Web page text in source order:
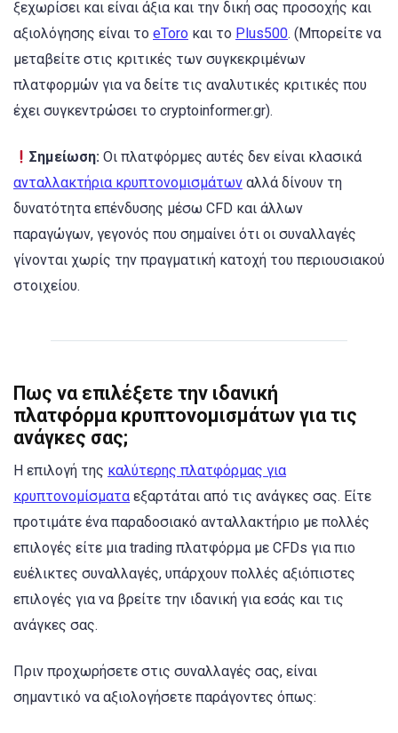
ξεχωρίσει και είναι άξια και την δική σας προσοχής και
αξιολόγησης είναι το eToro και το Plus500. (Μπορείτε να
μεταβείτε στις κριτικές των συγκεκριμένων
πλατφορμών για να δείτε τις αναλυτικές κριτικές που
έχει συγκεντρώσει το cryptoinformer.gr).
Σημείωση: Οι πλατφόρμες αυτές δεν είναι κλασικά
ανταλλακτήρια κρυπτονομισμάτων αλλά δίνουν τη
δυνατότητα επένδυσης μέσω CFD και άλλων
παραγώγων, γεγονός που σημαίνει ότι οι συναλλαγές
γίνονται χωρίς την πραγματική κατοχή του περιουσιακού
στοιχείου.
Πως να επιλέξετε την ιδανική
πλατφόρμα κρυπτονομισμάτων για τις
ανάγκες σας;
Η επιλογή της καλύτερης πλατφόρμας για
κρυπτονομίσματα εξαρτάται από τις ανάγκες σας. Είτε
προτιμάτε ένα παραδοσιακό ανταλλακτήριο με πολλές
επιλογές είτε μια trading πλατφόρμα με CFDs για πιο
ευέλικτες συναλλαγές, υπάρχουν πολλές αξιόπιστες
επιλογές για να βρείτε την ιδανική για εσάς και τις
ανάγκες σας.
Πριν προχωρήσετε στις συναλλαγές σας, είναι
σημαντικό να αξιολογήσετε παράγοντες όπως: